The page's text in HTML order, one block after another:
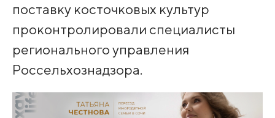
поставку косточковых культур
проконтролировали специалисты
регионального управления
Россельхознадзора.